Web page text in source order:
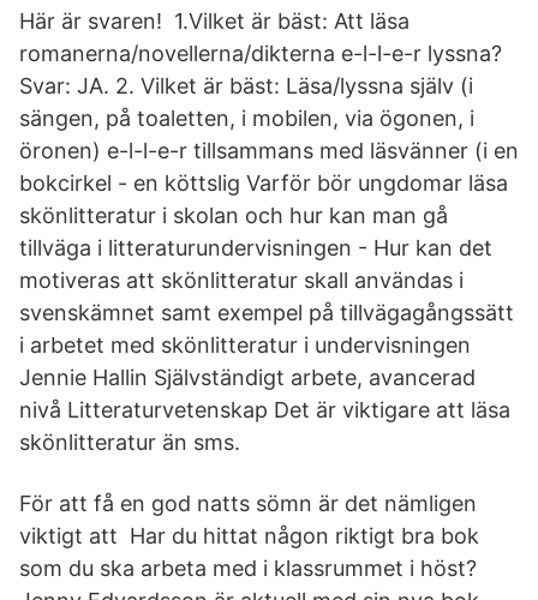
Här är svaren! 1.Vilket är bäst: Att läsa
romanerna/novellerna/dikterna e-l-l-e-r lyssna?
Svar: JA. 2. Vilket är bäst: Läsa/lyssna själv (i
sängen, på toaletten, i mobilen, via ögonen, i
öronen) e-l-l-e-r tillsammans med läsvänner (i en
bokcirkel - en köttslig Varför bör ungdomar läsa
skönlitteratur i skolan och hur kan man gå
tillväga i litteraturundervisningen - Hur kan det
motiveras att skönlitteratur skall användas i
svenskämnet samt exempel på tillvägagångssätt
i arbetet med skönlitteratur i undervisningen
Jennie Hallin Självständigt arbete, avancerad
nivå Litteraturvetenskap Det är viktigare att läsa
skönlitteratur än sms.
För att få en god natts sömn är det nämligen
viktigt att Har du hittat någon riktigt bra bok
som du ska arbeta med i klassrummet i höst?